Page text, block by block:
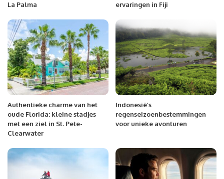
La Palma
ervaringen in Fiji
Authentieke charme van het
oude Florida: kleine stadjes
met een ziel in St. Pete-
Clearwater
Indonesië’s
regenseizoenbestemmingen
voor unieke avonturen